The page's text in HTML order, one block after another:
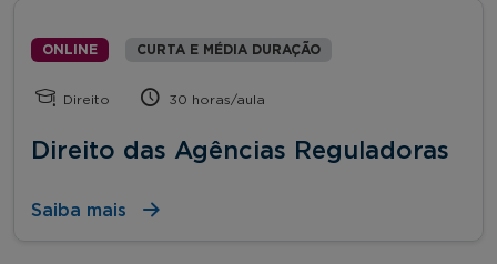
ONLINE CURTA E MÉDIA DURAÇÃO
Direito 30 horas/aula
Direito das Agências Reguladoras
Saiba mais